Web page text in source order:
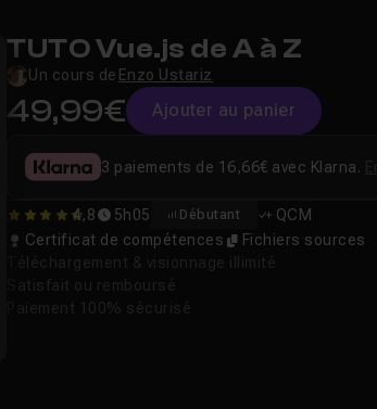
TUTO Vue.js de A à Z
Un cours de Enzo Ustariz
49,99€ Ajouter au panier
4.75 4,8 5h05 Débutant
QCM
Certificat de compétences
Fichiers sources
3 paiements de 16,66€ avec Klarna.